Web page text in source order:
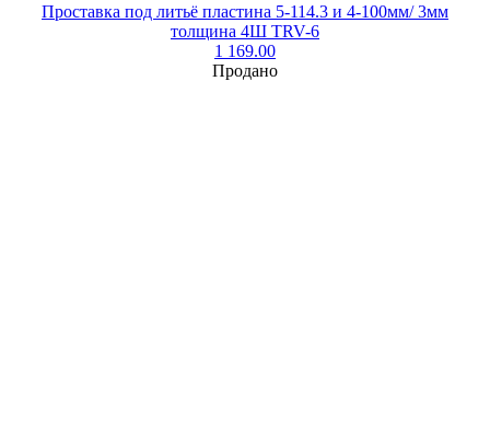
Проставка под литьё пластина 5-114.3 и 4-100мм/ 3мм
толщина 4Ш TRV-6
1 169.00
Продано